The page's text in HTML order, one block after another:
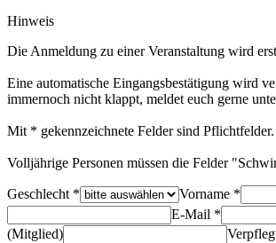
Hinweis
Die Anmeldung zu einer Veranstaltung wird
Eine automatische Eingangsbestätigung wird
immernoch nicht klappt, meldet euch gerne
Mit * gekennzeichnete Felder sind Pflichtfelder.
Volljährige Personen müssen die Felder
Geschlecht * Vorname *
E-Mail *
(Mitglied)